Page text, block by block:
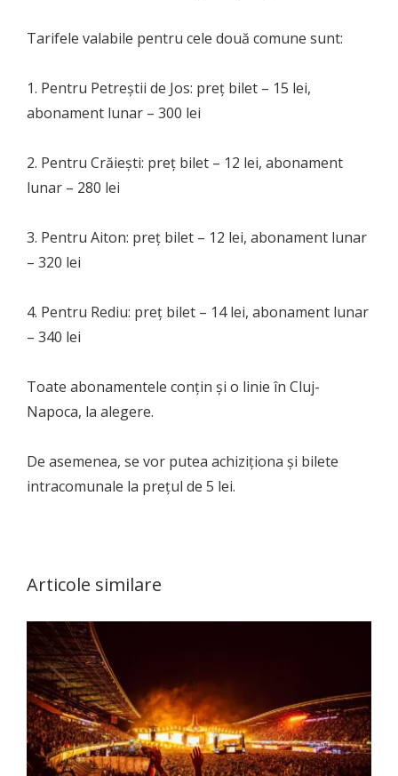
Tarifele valabile pentru cele două comune sunt:
1. Pentru Petreștii de Jos: preț bilet – 15 lei,
abonament lunar – 300 lei
2. Pentru Crăiești: preț bilet – 12 lei, abonament
lunar – 280 lei
3. Pentru Aiton: preț bilet – 12 lei, abonament lunar
– 320 lei
4. Pentru Rediu: preț bilet – 14 lei, abonament lunar
– 340 lei
Toate abonamentele conțin și o linie în Cluj-
Napoca, la alegere.
De asemenea, se vor putea achiziționa și bilete
intracomunale la prețul de 5 lei.
Articole similare